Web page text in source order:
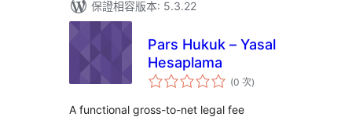
保證相容版本: 5.3.22
Pars Hukuk – Yasal
Hesaplama
(0 次評
分)
A functional gross-to-net legal fee